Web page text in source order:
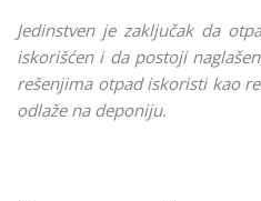
Jedinstven je zaključak da
iskorišćen i da postoji
rešenjima otpad iskoristi kao
odlaže na deponiju.